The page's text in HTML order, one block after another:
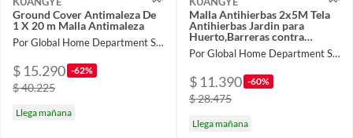
Ground Cover Antimaleza De
1 X 20 m Malla Antimaleza
Por Global Home Department Store
$ 15.290 -62%
$ 40.225
Llega mañana
Malla Antihierbas 2x5M Tela
Antihierbas Jardin para
Huerto,Barreras contra
Malezas
Por Global Home Department Store
$ 11.390 -60%
$ 28.475
Llega mañana